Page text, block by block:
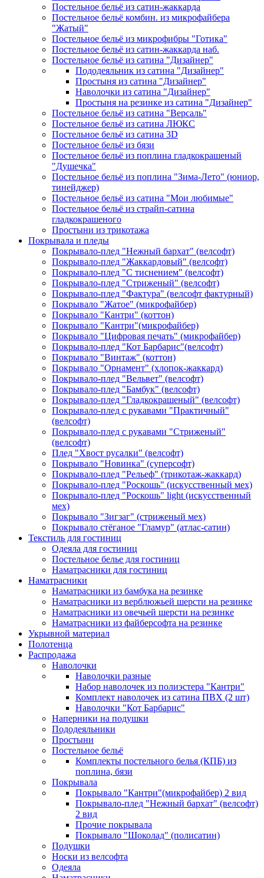
Постельное бельё из сатин-жаккарда
Постельное бельё комбин. из микрофайбера
"Жатый"
Постельное бельё из микрофибры "Готика"
Постельное бельё из сатин-жаккарда наб.
Постельное бельё из сатина "Дизайнер"
Пододеяльник из сатина "Дизайнер"
Простыня из сатина "Дизайнер"
Наволочки из сатина "Дизайнер"
Простыня на резинке из сатина "Дизайнер"
Постельное бельё из сатина "Версаль"
Постельное бельё из сатина ЛЮКС
Постельное бельё из сатина 3D
Постельное бельё из бязи
Постельное бельё из поплина гладкокрашеный
"Душечка"
Постельное бельё из поплина "Зима-Лето" (юниор,
тинейджер)
Постельное бельё из сатина "Мои любимые"
Постельное бельё из страйп-сатина
гладкокрашеного
Простыни из трикотажа
Покрывала и пледы
Покрывало-плед "Нежный бархат" (велсофт)
Покрывало-плед "Жаккардовый" (велсофт)
Покрывало-плед "С тиснением" (велсофт)
Покрывало-плед "Стриженый" (велсофт)
Покрывало-плед "Фактура" (велсофт фактурный)
Покрывало "Жатое" (микрофайбер)
Покрывало "Кантри" (коттон)
Покрывало "Кантри"(микрофайбер)
Покрывало "Цифровая печать" (микрофайбер)
Покрывало-плед "Кот Барбарис"(велсофт)
Покрывало "Винтаж" (коттон)
Покрывало "Орнамент" (хлопок-жаккард)
Покрывало-плед "Вельвет" (велсофт)
Покрывало-плед "Бамбук" (велсофт)
Покрывало-плед "Гладкокрашеный" (велсофт)
Покрывало-плед с рукавами "Практичный"
(велсофт)
Покрывало-плед с рукавами "Стриженый"
(велсофт)
Плед "Хвост русалки" (велсофт)
Покрывало "Новинка" (суперсофт)
Покрывало-плед "Рельеф" (трикотаж-жаккард)
Покрывало-плед "Роскошь" (искусственный мех)
Покрывало-плед "Роскошь" light (искусственный
мех)
Покрывало "Зигзаг" (стриженый мех)
Покрывало стёганое "Гламур" (атлас-сатин)
Текстиль для гостиниц
Одеяла для гостиниц
Постельное белье для гостиниц
Наматрасники для гостиниц
Наматрасники
Наматрасники из бамбука на резинке
Наматрасники из верблюжьей шерсти на резинке
Наматрасники из овечьей шерсти на резинке
Наматрасники из файберсофта на резинке
Укрывной материал
Полотенца
Распродажа
Наволочки
Наволочки разные
Набор наволочек из полиэстера "Кантри"
Комплект наволочек из сатина ПВХ (2 шт)
Наволочки "Кот Барбарис"
Наперники на подушки
Пододеяльники
Простыни
Постельное бельё
Комплекты постельного белья (КПБ) из
поплина, бязи
Покрывала
Покрывало "Кантри"(микрофайбер) 2 вид
Покрывало-плед "Нежный бархат" (велсофт)
2 вид
Прочие покрывала
Покрывало "Шоколад" (полисатин)
Подушки
Носки из велсофта
Одеяла